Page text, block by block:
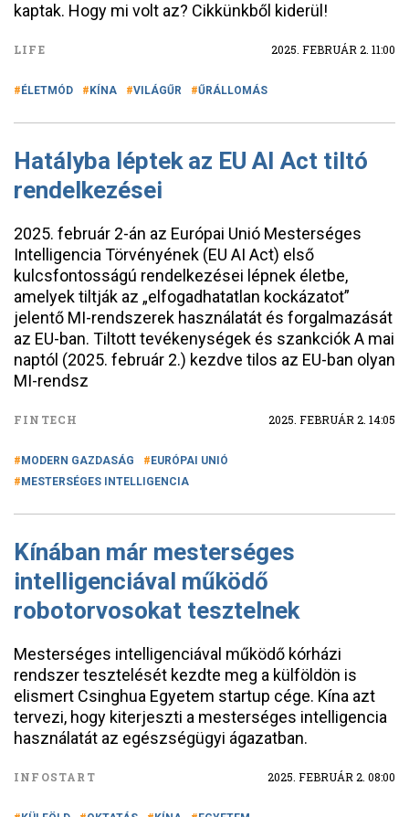
kaptak. Hogy mi volt az? Cikkünkből kiderül!
LIFE 2025. FEBRUÁR 2. 11:00
ÉLETMÓD KÍNA VILÁGŰR ŰRÁLLOMÁS
Hatályba léptek az EU AI Act tiltó
rendelkezései
2025. február 2-án az Európai Unió Mesterséges
Intelligencia Törvényének (EU AI Act) első
kulcsfontosságú rendelkezései lépnek életbe,
amelyek tiltják az „elfogadhatatlan kockázatot”
jelentő MI-rendszerek használatát és forgalmazását
az EU-ban. Tiltott tevékenységek és szankciók A mai
naptól (2025. február 2.) kezdve tilos az EU-ban olyan
MI-rendsz
FINTECH 2025. FEBRUÁR 2. 14:05
MODERN GAZDASÁG
EURÓPAI UNIÓ
MESTERSÉGES INTELLIGENCIA
Kínában már mesterséges
intelligenciával működő
robotorvosokat tesztelnek
Mesterséges intelligenciával működő kórházi
rendszer tesztelését kezdte meg a külföldön is
elismert Csinghua Egyetem startup cége. Kína azt
tervezi, hogy kiterjeszti a mesterséges intelligencia
használatát az egészségügyi ágazatban.
INFOSTART 2025. FEBRUÁR 2. 08:00